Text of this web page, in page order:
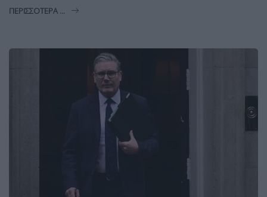
ΠΕΡΙΣΣΌΤΕΡΑ ...